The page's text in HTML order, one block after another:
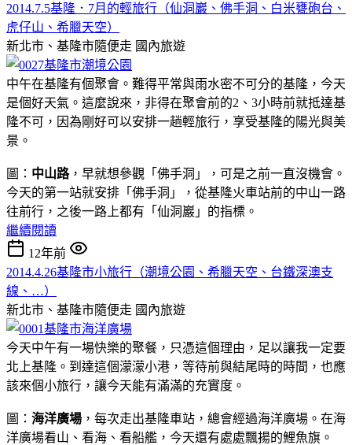
2014.7.5基隆．7月的輕旅行（仙洞巖、佛手洞、白米甕砲台、
虎仔山、希臘天空）
新北市、基隆市隨便走 國內旅遊
中午在基隆有個聚會。難得平常與雨水密不可分的基隆，今天
是個好天氣。這麼說來，非得在聚會前的2、3小時前就抵達基
隆不可，因為剛好可以安排一趟輕旅行，享受基隆的陽光與美
景。
圖： 中山路，早就想參觀「佛手洞」，可是之前一直沒機會。
今天的第一站就安排「佛手洞」，從基隆火車站前的中山一路
往前行，之後一路上都有「仙洞巖」的指標。
繼續閱讀
12年前
2014.4.26基隆市小旅行（潮境公園、希臘天空、台鐵深澳支
線、…）
新北市、基隆市隨便走 國內旅遊
今天中午有一場快樂的聚餐，只憑這個理由，足以讓我一定要
北上基隆。到達這個濛濛小港，等待前與結尾時的時間，也應
該來個小旅行，讓今天能有滿滿的充實度。
圖： 海洋廣場 ，每次走出基隆車站，總會經過海洋廣場。在海
洋廣場看山、看海、看船艦，今天還有處處飄揚的鯉魚旗。